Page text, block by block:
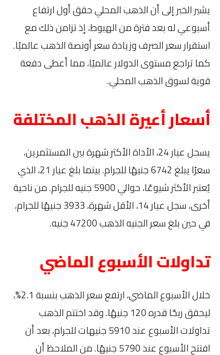
يشير الخبر إلى أن الذهب المحلي حقق أول ارتفاع
أسبوعي له بعد فترة من الهبوط، إذ تزامن ذلك مع
استقرار سعر الصرف وزيادة سعر أونصة الذهب عالميًا.
كما تراجع مستوى الدولار عالميًا، مما أعطى دفعة
قوية لسوق الذهب المحلي.
أسعار أعيرة الذهب المختلفة
يسجل عيار 24، الأداة الأكثر شهرة بين المستثمرين،
سعرًا يبلغ 6742 جنيهًا للجرام. بينما بلغ عيار 21، الذي
يُعتبر الأكثر شيوعًا، حوالي 5900 جنيه للجرام. من ناحية
أخرى، سجل عيار 14، الأقل شهرة، 3933 جنيهًا للجرام،
في حين بلغ سعر الجنيه الذهب 47200 جنيه.
تداولات الأسبوع الماضي
خلال الأسبوع الماضي، ارتفع سعر الذهب بنسبة 2.1%،
ليحقق ربحًا قدره 120 جنيهًا. وقد اختتم الذهب
تداولات الأسبوع عند 5910 جنيهات للجرام، بعد أن
افتتح الأسبوع عند 5790 جنيهًا. من الملاحظ أن